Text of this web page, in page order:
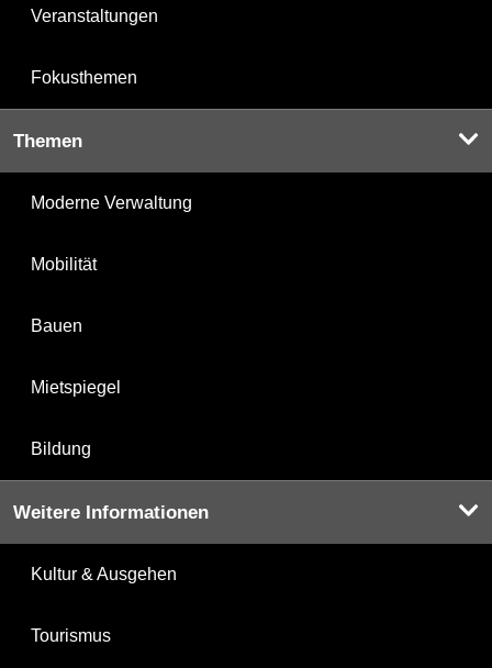
Veranstaltungen
Fokusthemen
Themen
Moderne Verwaltung
Mobilität
Bauen
Mietspiegel
Bildung
Weitere Informationen
Kultur & Ausgehen
Tourismus